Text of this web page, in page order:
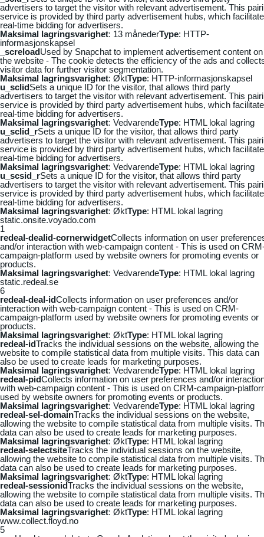
advertisers to target the visitor with relevant advertisement. This
service is provided by third party advertisement hubs, which
real-time bidding for advertisers.
Maksimal lagringsvarighet: 13 månederType: HTTP-
informasjonskapsel
_screloadUsed by Snapchat to implement advertisement content on
the website - The cookie detects the efficiency of the ads and
visitor data for further visitor segmentation.
Maksimal lagringsvarighet: ØktType: HTTP-informasjonskapsel
u_sclidSets a unique ID for the visitor, that allows third party
advertisers to target the visitor with relevant advertisement. This
service is provided by third party advertisement hubs, which
real-time bidding for advertisers.
Maksimal lagringsvarighet: VedvarendeType: HTML lokal lagring
u_sclid_rSets a unique ID for the visitor, that allows third party
advertisers to target the visitor with relevant advertisement. This
service is provided by third party advertisement hubs, which
real-time bidding for advertisers.
Maksimal lagringsvarighet: VedvarendeType: HTML lokal lagring
u_scsid_rSets a unique ID for the visitor, that allows third party
advertisers to target the visitor with relevant advertisement. This
service is provided by third party advertisement hubs, which
real-time bidding for advertisers.
Maksimal lagringsvarighet: ØktType: HTML lokal lagring
static.onsite.voyado.com
1
redeal-dealid-cornerwidgetCollects information on user
and/or interaction with web-campaign content - This is used on
campaign-platform used by website owners for promoting events or
products.
Maksimal lagringsvarighet: VedvarendeType: HTML lokal lagring
static.redeal.se
6
redeal-deal-idCollects information on user preferences and/or
interaction with web-campaign content - This is used on CRM-
campaign-platform used by website owners for promoting events or
products.
Maksimal lagringsvarighet: ØktType: HTML lokal lagring
redeal-idTracks the individual sessions on the website, allowing the
website to compile statistical data from multiple visits. This data can
also be used to create leads for marketing purposes.
Maksimal lagringsvarighet: VedvarendeType: HTML lokal lagring
redeal-pidCollects information on user preferences and/or
with web-campaign content - This is used on CRM-campaign-
used by website owners for promoting events or products.
Maksimal lagringsvarighet: VedvarendeType: HTML lokal lagring
redeal-sel-domainTracks the individual sessions on the website,
allowing the website to compile statistical data from multiple visits.
data can also be used to create leads for marketing purposes.
Maksimal lagringsvarighet: ØktType: HTML lokal lagring
redeal-selectsiteTracks the individual sessions on the website,
allowing the website to compile statistical data from multiple visits.
data can also be used to create leads for marketing purposes.
Maksimal lagringsvarighet: ØktType: HTML lokal lagring
redeal-sessionidTracks the individual sessions on the website,
allowing the website to compile statistical data from multiple visits.
data can also be used to create leads for marketing purposes.
Maksimal lagringsvarighet: ØktType: HTML lokal lagring
www.collect.floyd.no
5